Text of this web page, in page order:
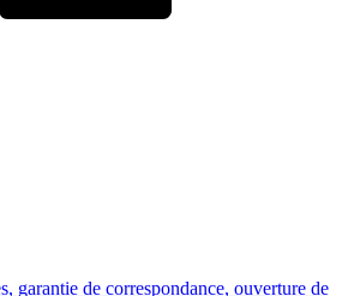
garantie de correspondance, ouverture de